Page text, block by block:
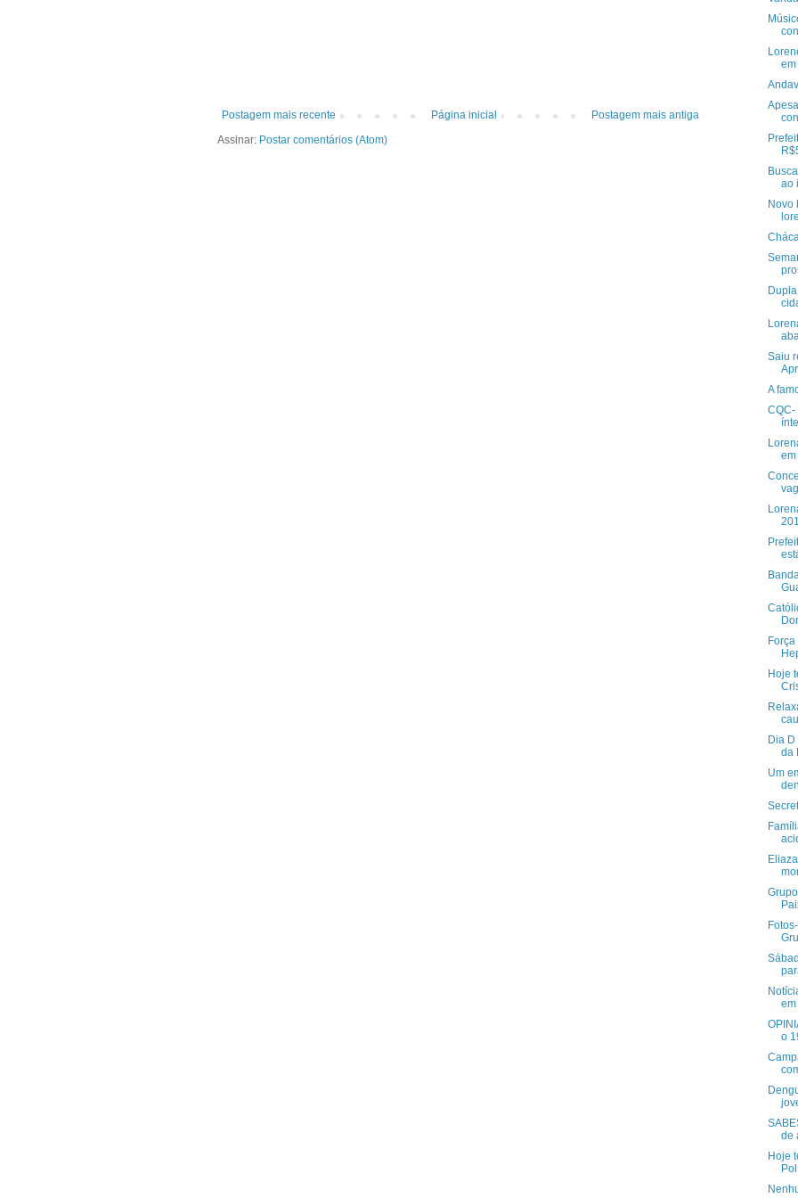
Postagem mais recente Postagem mais antiga
Página inicial
Assinar: Postar comentários (Atom)
ao
Novo
Saiu
A
CQC-
em
Hoje
Dia
da
Um
o
de
Hoje